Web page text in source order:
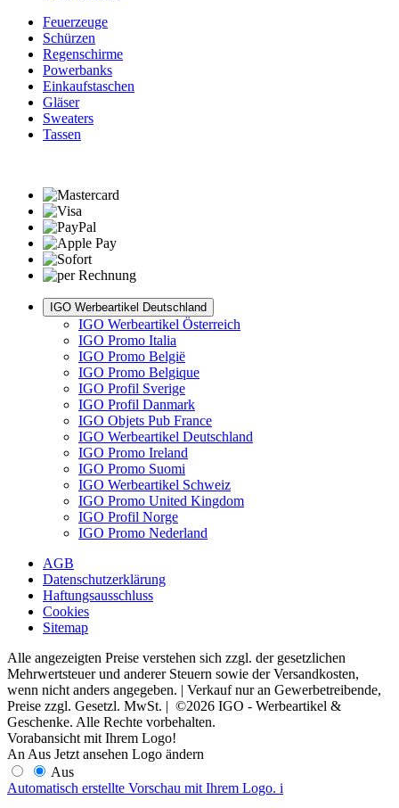
Feuerzeuge
Schürzen
Regenschirme
Powerbanks
Einkaufstaschen
Gläser
Sweaters
Tassen
IGO Werbeartikel Deutschland
IGO Werbeartikel Österreich
IGO Promo Italia
IGO Promo België
IGO Promo Belgique
IGO Profil Sverige
IGO Profil Danmark
IGO Objets Pub France
IGO Werbeartikel Deutschland
IGO Promo Ireland
IGO Promo Suomi
IGO Werbeartikel Schweiz
IGO Promo United Kingdom
IGO Profil Norge
IGO Promo Nederland
AGB
Datenschutzerklärung
Haftungsausschluss
Cookies
Sitemap
Alle angezeigten Preise verstehen sich zzgl. der gesetzlichen
Mehrwertsteuer und anderer Steuern sowie der Versandkosten,
wenn nicht anders angegeben. | Verkauf nur an Gewerbetreibende,
Preise zzgl. Gesetzl. MwSt. | ©2026 IGO - Werbeartikel &
Geschenke. Alle Rechte vorbehalten.
Vorabansicht mit Ihrem Logo!
An Aus Jetzt ansehen Logo ändern
Aus
Automatisch erstellte Vorschau mit Ihrem Logo. i